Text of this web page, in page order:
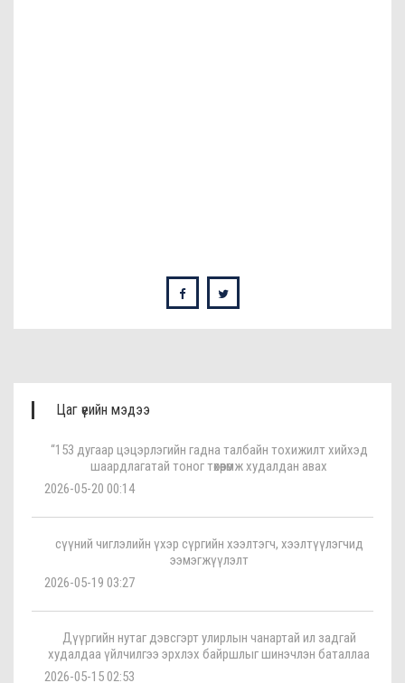
Цаг үеийн мэдээ
“153 дугаар цэцэрлэгийн гадна талбайн тохижилт хийхэд
шаардлагатай тоног төхөөрөмж худалдан авах
2026-05-20 00:14
сүүний чиглэлийн үхэр сүргийн хээлтэгч, хээлтүүлэгчид
ээмэгжүүлэлт
2026-05-19 03:27
Дүүргийн нутаг дэвсгэрт улирлын чанартай ил задгай
худалдаа үйлчилгээ эрхлэх байршлыг шинэчлэн баталлаа
2026-05-15 02:53